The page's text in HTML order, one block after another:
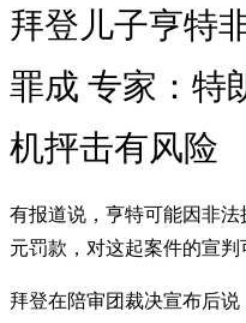
拜登儿子亨特
罪成 专家：特
机抨击有风险
有报道说，亨特可能因非
元罚款，对这起案件的宣判
拜登在陪审团裁决宣布后